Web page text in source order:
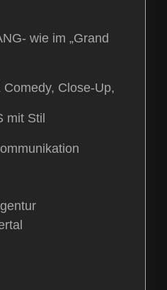
wie im „Grand
Close-Up,
mit Stil